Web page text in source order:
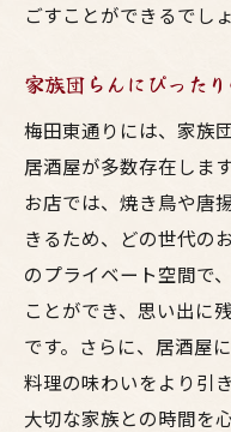
ごすことができるでしょ
家族団らんにぴった
梅田東通りには、家族
居酒屋が多数存在しま
お店では、焼き鳥や唐
きるため、どの世代の
のプライベート空間で
ことができ、思い出に
です。さらに、居酒屋
料理の味わいをより引
大切な家族との時間を